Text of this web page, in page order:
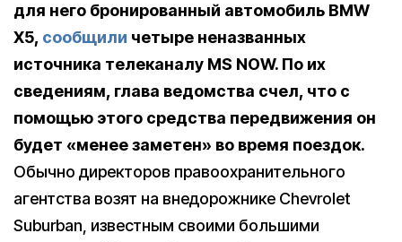
для него бронированный автомобиль BMW
X5, сообщили четыре неназванных
источника телеканалу MS NOW. По их
сведениям, глава ведомства счел, что с
помощью этого средства передвижения он
будет «менее заметен» во время поездок.
Обычно директоров правоохранительного
агентства возят на внедорожнике Chevrolet
Suburban, известным своими большими